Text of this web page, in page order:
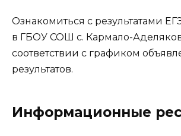
Ознакомиться с результатами
в ГБОУ СОШ с. Кармало-
соответствии с графиком
результатов.
Информационные